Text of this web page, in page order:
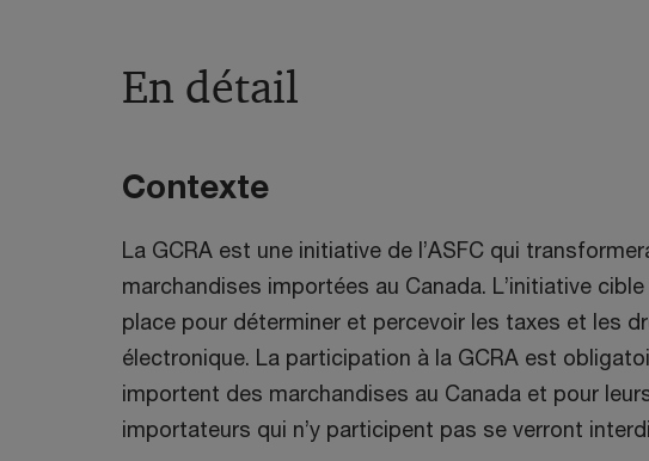
En détail
Contexte
La GCRA est une initiative de l’ASFC qui
marchandises importées au Canada. L’initiative
place pour déterminer et percevoir les taxes et les
électronique. La participation à la GCRA est
importent des marchandises au Canada et pour
importateurs qui n’y participent pas se verront